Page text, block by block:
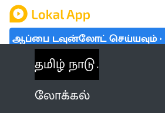
ஆப்பை டவுன்லோட் செய்யவும்
தமிழ் நாடு
லோக்கல்